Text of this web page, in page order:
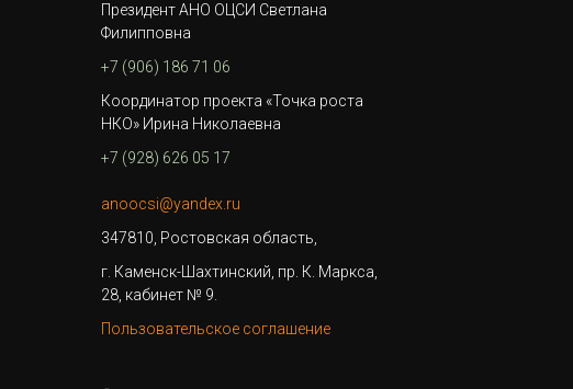
Президент АНО ОЦСИ Светлана
Филипповна
+7 (906) 186 71 06
Координатор проекта «Точка роста
НКО» Ирина Николаевна
+7 (928) 626 05 17
anoocsi@yandex.ru
347810, Ростовская область,
г. Каменск-Шахтинский, пр. К. Маркса,
28, кабинет № 9.
Пользовательское соглашение